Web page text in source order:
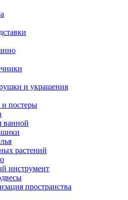
и украшения
постеры
ванной
растений
инструмент
пространства